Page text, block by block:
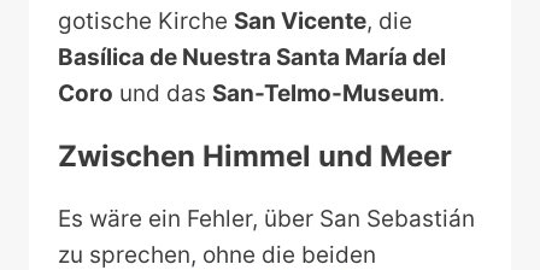
gotische Kirche San Vicente, die
Basílica de Nuestra Santa María del
Coro und das San-Telmo-Museum.
Zwischen Himmel und Meer
Es wäre ein Fehler, über San Sebastián
zu sprechen, ohne die beiden